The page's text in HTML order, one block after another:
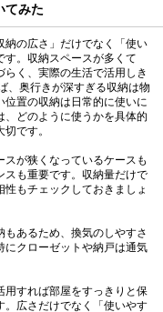
てみた
納の広さ」だけでなく「使い
す。収納スペースが多くて
らく、実際の生活で活用しき
、奥行きが深すぎる収納は物
位置の収納は日常的に使いに
、どのように使うかを具体的
です。
スが狭くなっているケースも
スも重要です。収納量だけで
もチェックしておきましょ
もあるため、換気のしやすさ
にクローゼットや納戸は通気
用すれば部屋をすっきりと保
。広さだけでなく「使いやす